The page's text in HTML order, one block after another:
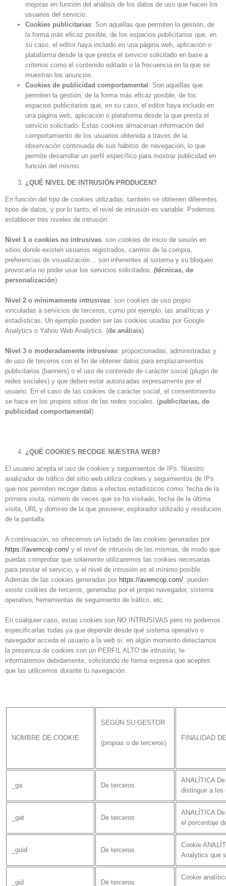
mejoras en función del análisis de los datos de uso que hacen los
usuarios del servicio.
Cookies publicitarias: Son aquéllas que permiten la gestión, de
la forma más eficaz posible, de los espacios publicitarios que, en
su caso, el editor haya incluido en una página web, aplicación o
plataforma desde la que presta el servicio solicitado en base a
criterios como el contenido editado o la frecuencia en la que se
muestran los anuncios.
Cookies de publicidad comportamental : Son aquéllas que
permiten la gestión, de la forma más eficaz posible, de los
espacios publicitarios que, en su caso, el editor haya incluido en
una página web, aplicación o plataforma desde la que presta el
servicio solicitado. Estas cookies almacenan información del
comportamiento de los usuarios obtenida a través de la
observación continuada de sus hábitos de navegación, lo que
permite desarrollar un perfil específico para mostrar publicidad en
función del mismo.
¿QUÉ NIVEL DE INTRUSIÓN PRODUCEN?
En función del tipo de cookies utilizadas, también se obtienen diferentes
tipos de datos, y por lo tanto, el nivel de intrusión es variable. Podemos
establecer tres niveles de intrusión:
Nivel 1 o cookies no intrusivas: son cookies de inicio de sesión en
sitios donde existen usuarios registrados, carritos de la compra,
preferencias de visualización… son inherentes al sistema y su bloqueo
provocaría no poder usar los servicios solicitados. (técnicas, de
personalización)
Nivel 2 o mínimamente intrusivas: son cookies de uso propio
vinculadas a servicios de terceros, como por ejemplo, las analíticas y
estadísticas. Un ejemplo pueden ser las cookies usadas por Google
Analytics o Yahoo Web Analytics. (de análisis)
Nivel 3 o moderadamente intrusivas: proporcionadas, administradas y
de uso de terceros con el fin de obtener datos para emplazamientos
publicitarios (banners) o el uso de contenido de carácter social (plugin de
redes sociales) y que deben estar autorizadas expresamente por el
usuario. En el caso de las cookies de carácter social, el consentimiento
se hace en los propios sitios de las redes sociales. (publicitarias, de
publicidad comportamental )
¿QUÉ COOKIES RECOGE NUESTRA WEB?
El usuario acepta el uso de cookies y seguimientos de IPs. Nuestro
analizador de tráfico del sitio web utiliza cookies y seguimientos de IPs
que nos permiten recoger datos a efectos estadísticos como: fecha de la
primera visita, número de veces que se ha visitado, fecha de la última
visita, URL y dominio de la que proviene, explorador utilizado y resolución
de la pantalla.
A continuación, os ofrecemos un listado de las cookies generadas por
https://avemcop.com/ y el nivel de intrusión de las mismas, de modo que
puedas comprobar que solamente utilizaremos las cookies necesarias
para prestar el servicio, y el nivel de intrusión es el mínimo posible.
Además de las cookies generadas por https://avemcop.com/, pueden
existir cookies de terceros, generadas por el propio navegador, sistema
operativo, herramientas de seguimiento de tráfico, etc.
En cualquier caso, estas cookies son NO INTRUSIVAS pero no podemos
especificarlas todas ya que depende desde qué sistema operativo o
navegador acceda el usuario a la web si, en algún momento detectamos
la presencia de cookies con un PERFIL ALTO de intrusión, te
informaremos debidamente, solicitando de forma expresa que aceptes
que las utilicemos durante tu navegación.
NOMBRE DE COOKIE
SEGÚN SU GESTOR
(propias o de terceros)
FINALIDAD
_ga De terceros
ANALÍTICA
distinguir a los
_gat De terceros
ANALÍTICA
el porcentaje
_guid De terceros
Cookie
Analytics que
_gid De terceros
Cookie